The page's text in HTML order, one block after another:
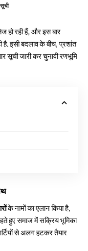
हो रही हैं, और इस बार
इसी बदलाव के बीच, प्रशांत
सूची जारी कर चुनावी रणभूमि
के नामों का एलान किया है,
हुए समाज में सक्रिय भूमिका
से अलग हटकर तैयार